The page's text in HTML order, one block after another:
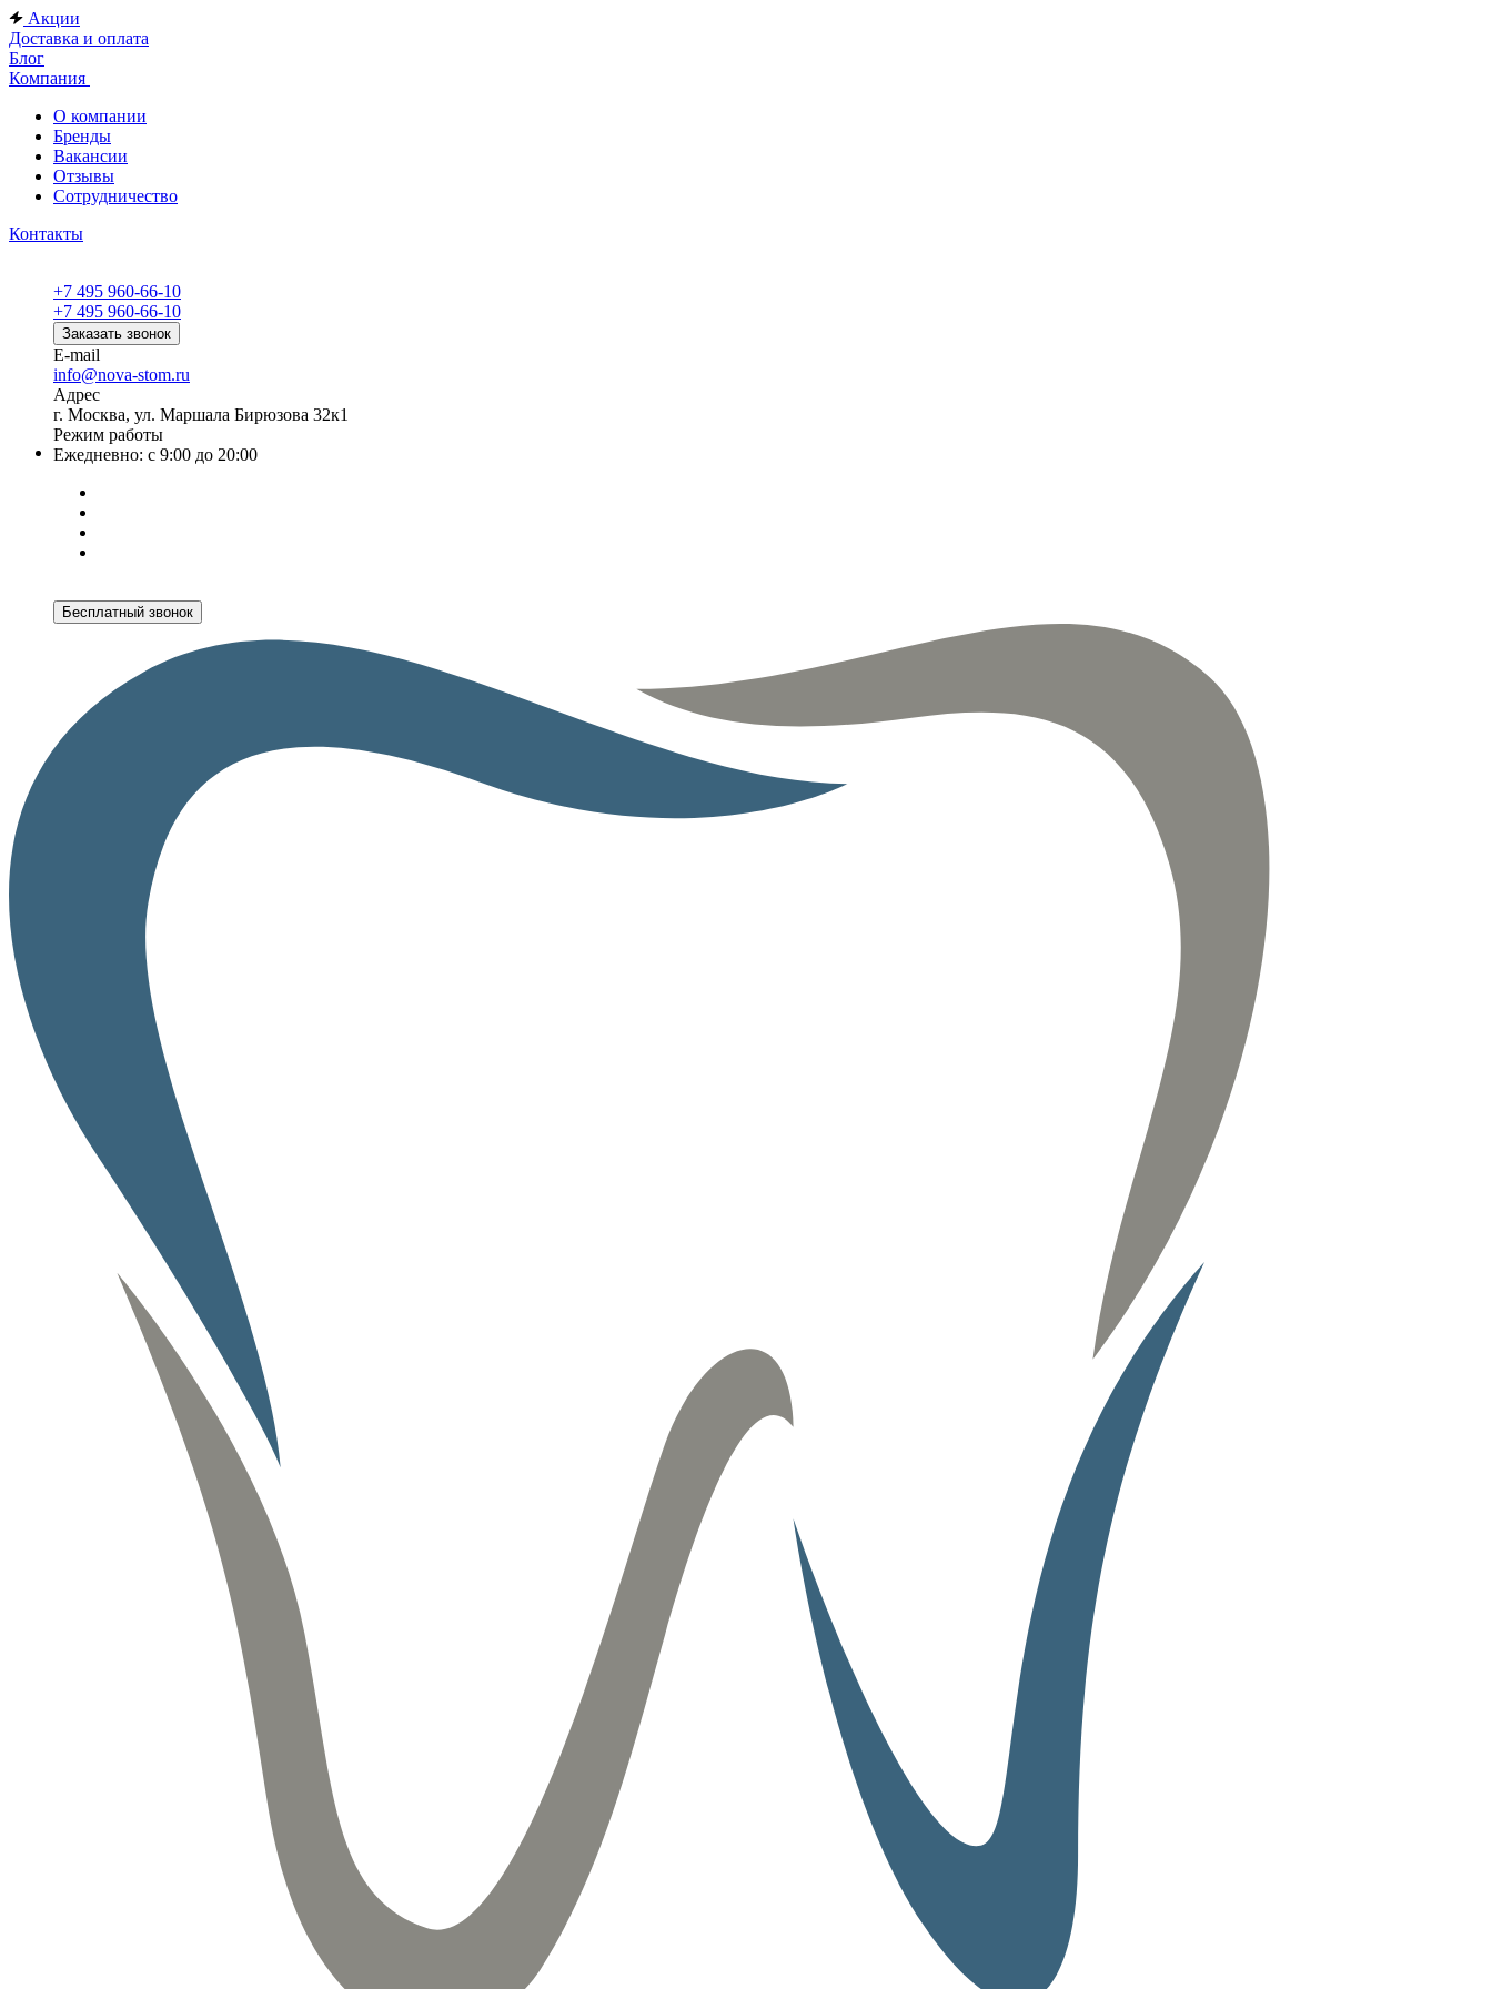
Акции
Доставка и оплата
Блог
Компания
О компании
Бренды
Вакансии
Отзывы
Сотрудничество
Контакты
+7 495 960-66-10
+7 495 960-66-10
Заказать звонок
E-mail
info@nova-stom.ru
Адрес
г. Москва, ул. Маршала Бирюзова 32к1
Режим работы
Ежедневно: с 9:00 до 20:00
Бесплатный звонок